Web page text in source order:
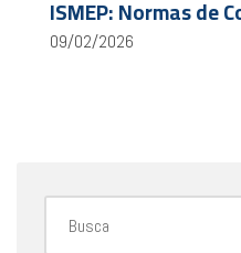
ISMEP: Normas de
09/02/2026